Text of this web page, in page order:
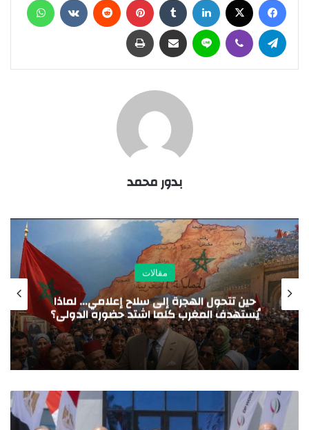
بدور محمد
مقالات
سرد بلا حدود الفرسان الثلاثة بلا خيول